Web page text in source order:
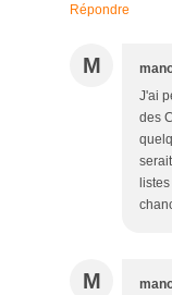
Répondre
M
J'ai
des
M